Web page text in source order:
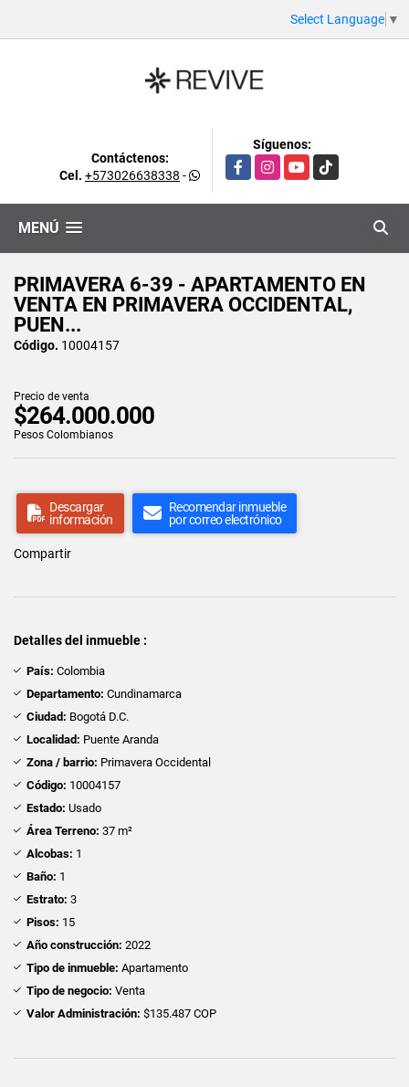
Select Language ▼
Contáctenos:
Cel. +573026638338 -
Síguenos:
FacebookInstagramYouTubeTikTok
MENÚ
PRIMAVERA 6-39 - APARTAMENTO EN
VENTA EN PRIMAVERA OCCIDENTAL,
PUEN...
Código. 10004157
Precio de venta
$264.000.000
Pesos Colombianos
Descargar
información
Recomendar inmueble
por correo electrónico
Compartir
Detalles del inmueble :
País: Colombia
Departamento: Cundinamarca
Ciudad: Bogotá D.C.
Localidad: Puente Aranda
Zona / barrio: Primavera Occidental
Código: 10004157
Estado: Usado
Área Terreno: 37 m²
Alcobas: 1
Baño: 1
Estrato: 3
Pisos: 15
Año construcción: 2022
Tipo de inmueble: Apartamento
Tipo de negocio: Venta
Valor Administración: $135.487 COP